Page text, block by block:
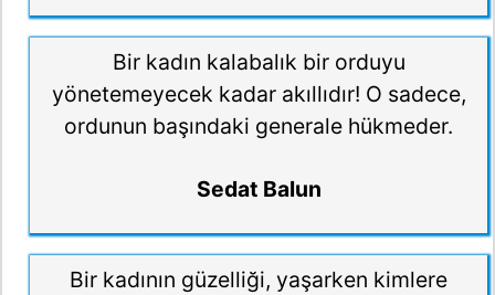
Bir kadın kalabalık bir orduyu
yönetemeyecek kadar akıllıdır! O sadece,
ordunun başındaki generale hükmeder.
Sedat Balun
Bir kadının güzelliği, yaşarken kimlere